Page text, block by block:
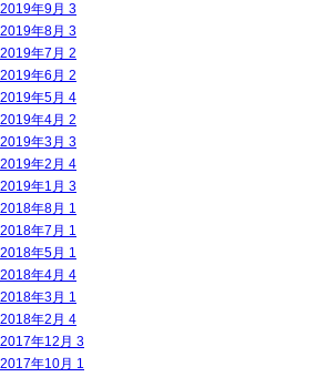
2019年9月 3
2019年8月 3
2019年7月 2
2019年6月 2
2019年5月 4
2019年4月 2
2019年3月 3
2019年2月 4
2019年1月 3
2018年8月 1
2018年7月 1
2018年5月 1
2018年4月 4
2018年3月 1
2018年2月 4
2017年12月 3
2017年10月 1